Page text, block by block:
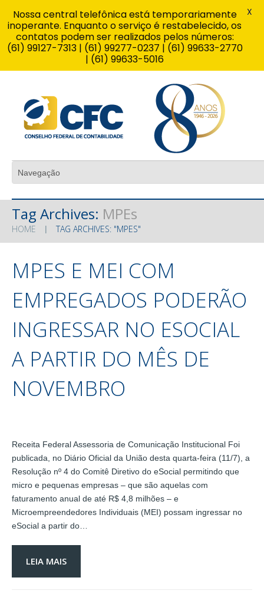
Tag Archives: MPEs
HOME TAG ARCHIVES: "MPES"
MPES E MEI COM
EMPREGADOS PODERÃO
INGRESSAR NO ESOCIAL
A PARTIR DO MÊS DE
NOVEMBRO
Receita Federal Assessoria de Comunicação Institucional Foi
publicada, no Diário Oficial da União desta quarta-feira (11/7), a
Resolução nº 4 do Comitê Diretivo do eSocial permitindo que
micro e pequenas empresas – que são aquelas com
faturamento anual de até R$ 4,8 milhões – e
Microempreendedores Individuais (MEI) possam ingressar no
eSocial a partir do…
LEIA MAIS
Nossa central telefônica está temporariamente
inoperante. Enquanto o serviço é restabelecido, os
contatos podem ser realizados pelos números:
(61) 99127-7313 | (61) 99277-0237 | (61) 99633-2770
| (61) 99633-5016
X